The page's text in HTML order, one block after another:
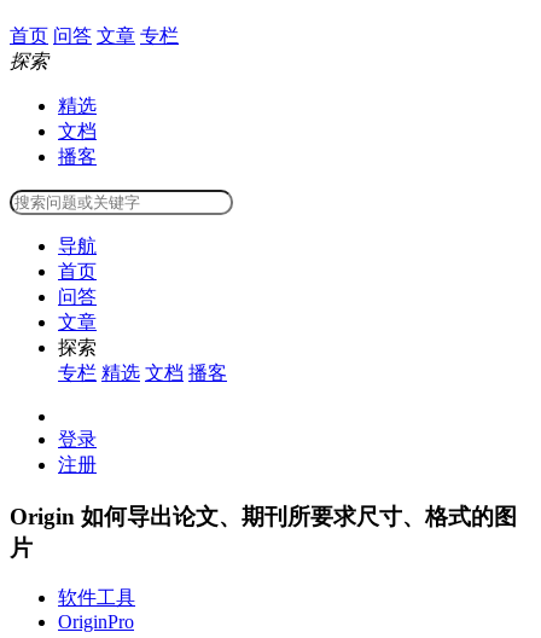
首页 问答 文章 专栏
探索
精选
文档
播客
导航
首页
问答
文章
探索
专栏 精选 文档 播客
登录
注册
Origin 如何导出论文、期刊所要求尺寸、格式的图
片
软件工具
OriginPro